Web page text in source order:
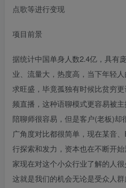
点歌等进行变现
项目前景
据统计中国单身人数2.4亿，具有
业、流量大，热度高，当下年轻
求旺盛，毕竟孤独有时候比贫穷
频直播，这种语聊模式更容易被
陪聊师很容易，但是客户(老板)却
广角度对比都很简单，现在某音
行探索和发力，资本也在不断开
家现在对这个小众行业了解的人
这就是我们的机会无论是受众人